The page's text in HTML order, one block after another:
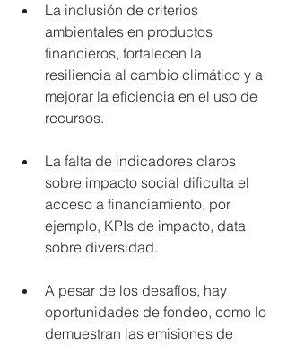
La inclusión de criterios
ambientales en productos
financieros, fortalecen la
resiliencia al cambio climático y a
mejorar la eficiencia en el uso de
recursos.
La falta de indicadores claros
sobre impacto social dificulta el
acceso a financiamiento, por
ejemplo, KPIs de impacto, data
sobre diversidad.
A pesar de los desafíos, hay
oportunidades de fondeo, como lo
demuestran las emisiones de